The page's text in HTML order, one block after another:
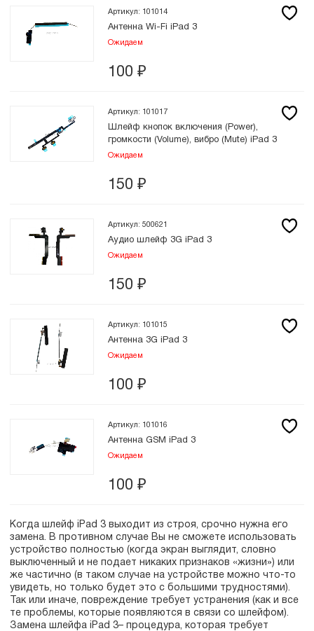
Артикул: 101014
Антенна Wi-Fi iPad 3
Ожидаем
100 ₽
Артикул: 101017
Шлейф кнопок включения (Power),
громкости (Volume), вибро (Mute) iPad 3
Ожидаем
150 ₽
Артикул: 500621
Аудио шлейф 3G iPad 3
Ожидаем
150 ₽
Артикул: 101015
Антенна 3G iPad 3
Ожидаем
100 ₽
Артикул: 101016
Антенна GSM iPad 3
Ожидаем
100 ₽
Когда шлейф iPad 3 выходит из строя, срочно нужна его
замена. В противном случае Вы не сможете использовать
устройство полностью (когда экран выглядит, словно
выключенный и не подает никаких признаков «жизни») или
же частично (в таком случае на устройстве можно что-то
увидеть, но только будет это с большими трудностями).
Так или иначе, повреждение требует устранения (как и все
те проблемы, которые появляются в связи со шлейфом).
Замена шлейфа iPad 3– процедура, которая требует